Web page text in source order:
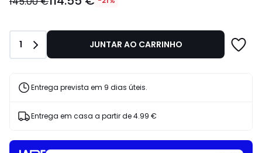
145.00
€
de
desconto
Quantidade
1 JUNTAR AO CARRINHO
Entrega prevista em 9 dias úteis.
Entrega em casa a partir de4.99 €